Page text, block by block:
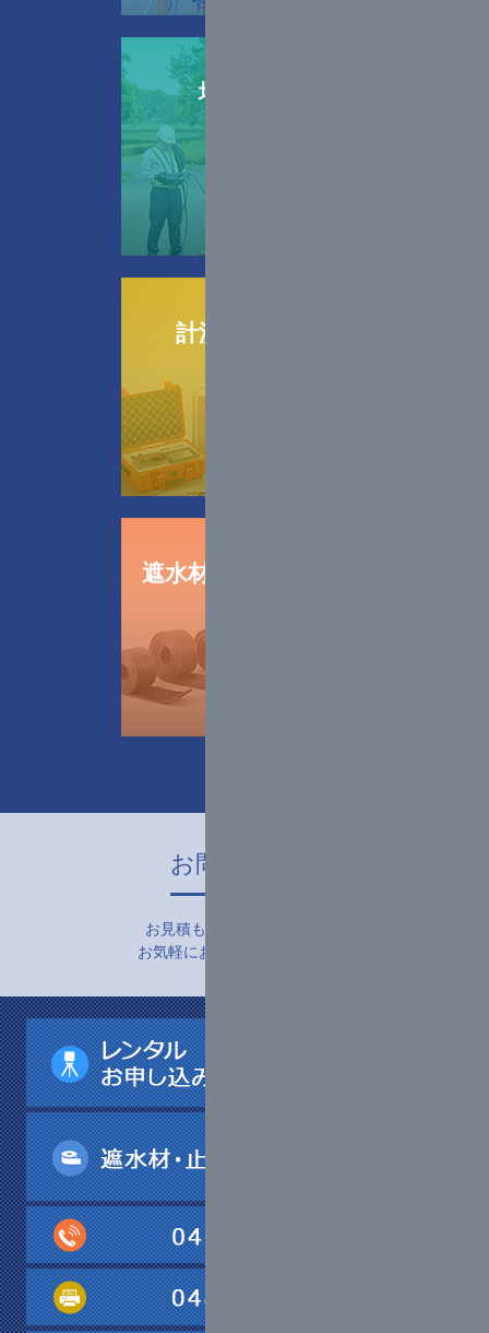
地盤調査
計測機器
遮水材・
お問い合わせ
お見積もり・お申し込みなど
お気軽にお問い合わせ下さい。